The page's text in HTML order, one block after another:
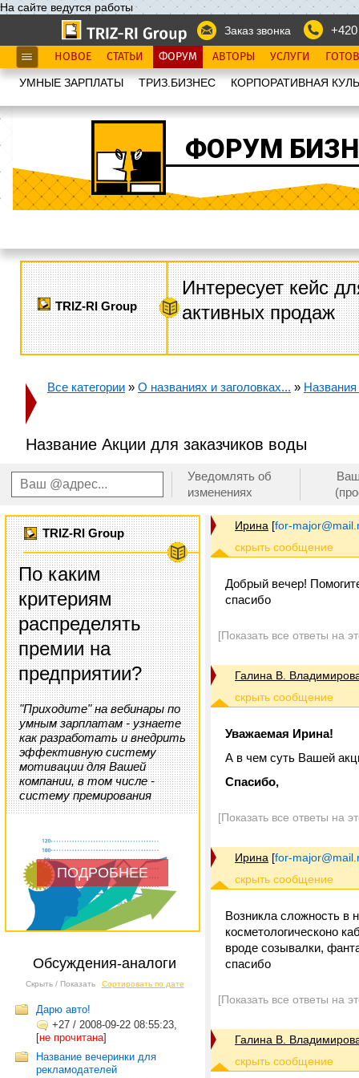
На сайте ведутся работы
Заказ звонка
НОВОЕ СТАТЬИ ФОРУМ АВТОРЫ УСЛУГИ
УМНЫЕ ЗАРПЛАТЫ ТРИЗ.БИЗНЕС КОРПОРАТИВНАЯ
ФОРУМ
TRIZ-RI Group
Интересует кейс
активных продаж
Все категории » О названиях и заголовках... »
Название Акции для заказчиков воды
Уведомлять об
изменениях
TRIZ-RI Group
По каким
критериям
распределять
премии на
предприятии?
"Приходите" на вебинары по
умным зарплатам - узнаете
как разработать и внедрить
эффективную систему
мотивации для Вашей
компании, в том числе -
систему премирования
ПОДРОБНЕЕ
Обсуждения-аналоги
Скрыть / Показать Сортировать по дате
Дарю авто!
+27 / 2008-09-22 08:55:23,
[не прочитана]
Название вечеринки для
рекламодателей
Ирина [for-
Добрый вечер!
спасибо
[Показать все ответы на
Галина В.
Уважаемая Ирина!
А в чем суть Вашей
Спасибо,
[Показать все ответы на
Ирина [for-
Возникла сложность в
косметологическоно
вроде созывалки,
спасибо
[Показать все ответы на
Галина В.